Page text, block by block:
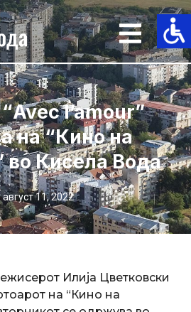
l’amour”
на “Кино на
во Кисела Вода
август 11, 2022
Илија Цветковски
на “Кино на